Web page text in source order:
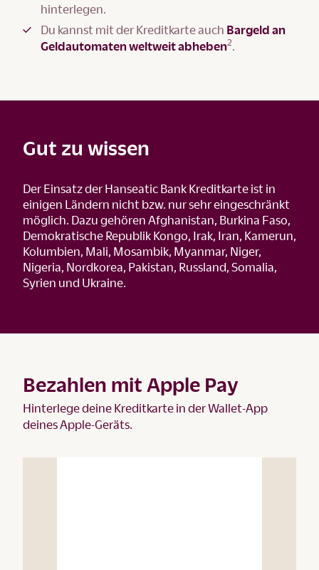
hinterlegen.
Du kannst mit der Kreditkarte auch Bargeld an
Geldautomaten weltweit abheben2.
Gut zu wissen
Der Einsatz der Hanseatic Bank Kreditkarte ist in
einigen Ländern nicht bzw. nur sehr eingeschränkt
möglich. Dazu gehören Afghanistan, Burkina Faso,
Demokratische Republik Kongo, Irak, Iran, Kamerun,
Kolumbien, Mali, Mosambik, Myanmar, Niger,
Nigeria, Nordkorea, Pakistan, Russland, Somalia,
Syrien und Ukraine.
Bezahlen mit Apple Pay
Hinterlege deine Kreditkarte in der Wallet-App
deines Apple-Geräts.